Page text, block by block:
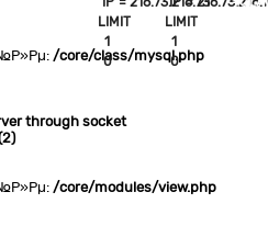
LIMIT
1
0
LIMIT
1
0
/core/class/mysql.php
through socket
/core/modules/view.php